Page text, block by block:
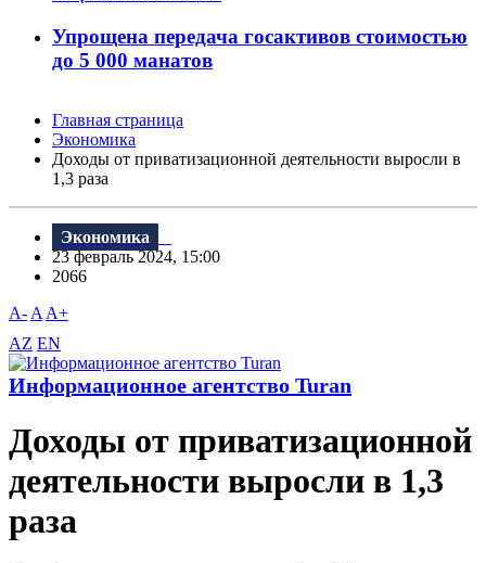
Упрощена передача госактивов стоимостью
до 5 000 манатов
Главная страница
Экономика
Доходы от приватизационной деятельности выросли в
1,3 раза
Экономика
23 февраль 2024, 15:00
2066
A- A A+
AZ EN
Информационное агентство Turan
Доходы от приватизационной
деятельности выросли в 1,3
раза